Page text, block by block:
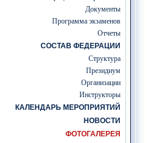
Документы
Программа экзаменов
Отчеты
СОСТАВ ФЕДЕРАЦИИ
Структура
Президиум
Организации
Инструкторы
КАЛЕНДАРЬ МЕРОПРИЯТИЙ
НОВОСТИ
ФОТОГАЛЕРЕЯ